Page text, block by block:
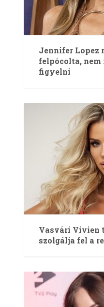
Jennifer Lopez
felpócolta, nem
figyelni
Vasvári Vivien
szolgálja fel a